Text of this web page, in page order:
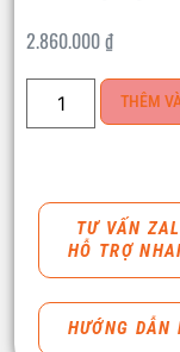
2.860.000₫
THÊM
TƯ VẤN
HỖ TRỢ
HƯỚNG DẪN